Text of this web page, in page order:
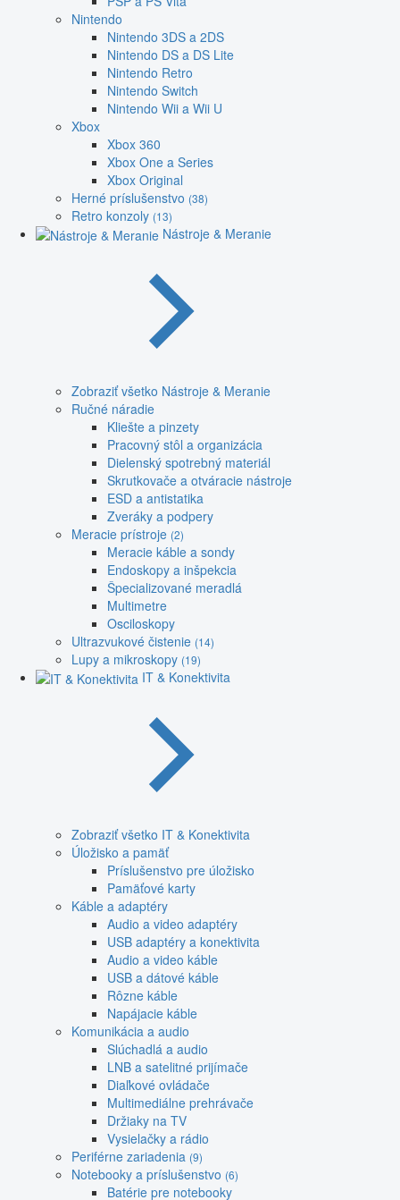
Nintendo
Nintendo 3DS a 2DS
Nintendo DS a DS Lite
Nintendo Retro
Nintendo Switch
Nintendo Wii a Wii U
Xbox
Xbox 360
Xbox One a Series
Xbox Original
Herné príslušenstvo (38)
Retro konzoly (13)
Nástroje & Meranie
Zobraziť všetko Nástroje & Meranie
Ručné náradie
Kliešte a pinzety
Pracovný stôl a organizácia
Dielenský spotrebný materiál
Skrutkovače a otváracie nástroje
ESD a antistatika
Zveráky a podpery
Meracie prístroje (2)
Meracie káble a sondy
Endoskopy a inšpekcia
Špecializované meradlá
Multimetre
Osciloskopy
Ultrazvukové čistenie (14)
Lupy a mikroskopy (19)
IT & Konektivita
Zobraziť všetko IT & Konektivita
Úložisko a pamäť
Príslušenstvo pre úložisko
Pamäťové karty
Káble a adaptéry
Audio a video adaptéry
USB adaptéry a konektivita
Audio a video káble
USB a dátové káble
Rôzne káble
Napájacie káble
Komunikácia a audio
Slúchadlá a audio
LNB a satelitné prijímače
Diaľkové ovládače
Multimediálne prehrávače
Držiaky na TV
Vysielačky a rádio
Periférne zariadenia (9)
Notebooky a príslušenstvo (6)
Batérie pre notebooky